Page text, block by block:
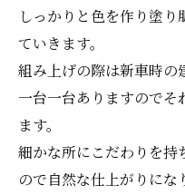
しっかりと色を作り塗
ていきます。
組み上げの際は新車時の
一台一台ありますのでそ
ます。
細かな所にこだわりを持
ので自然な仕上がりに